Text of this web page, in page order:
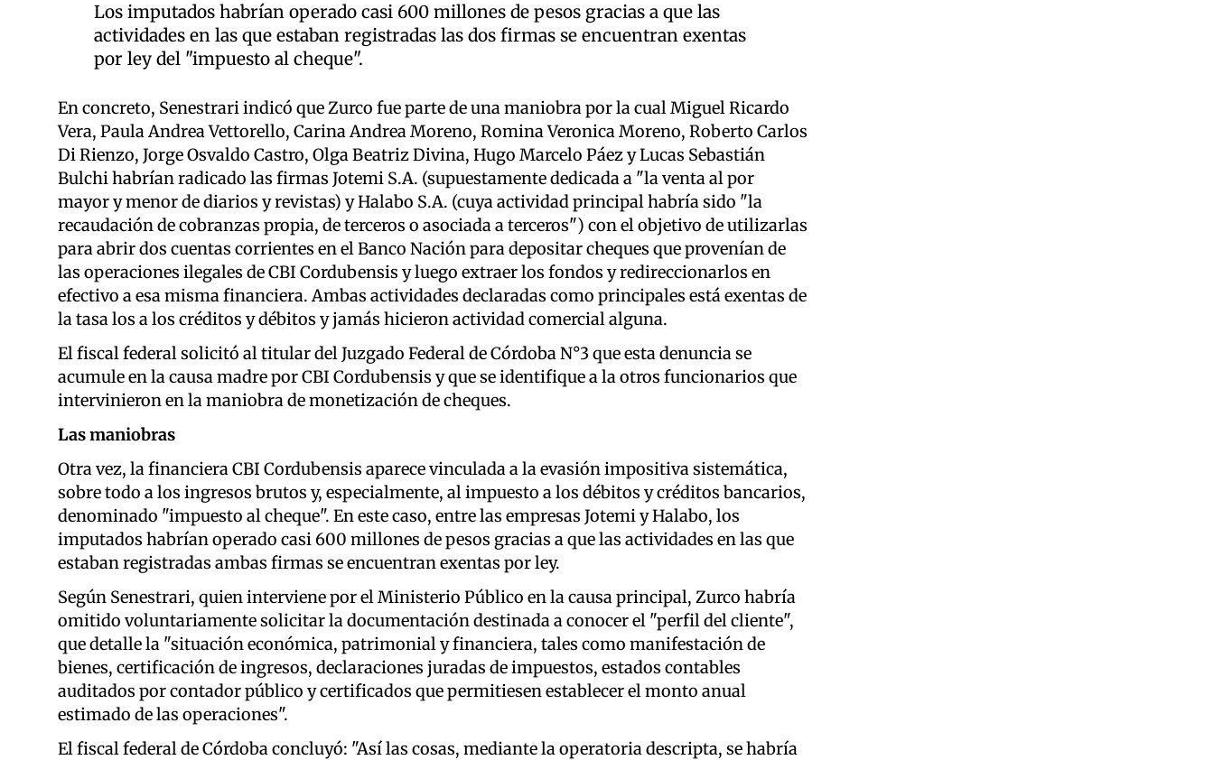
Los imputados habrían operado casi 600 millones de pesos gracias a que las
actividades en las que estaban registradas las dos firmas se encuentran exentas
por ley del "impuesto al cheque".
En concreto, Senestrari indicó que Zurco fue parte de una maniobra por la cual Miguel Ricardo
Vera, Paula Andrea Vettorello, Carina Andrea Moreno, Romina Veronica Moreno, Roberto Carlos
Di Rienzo, Jorge Osvaldo Castro, Olga Beatriz Divina, Hugo Marcelo Páez y Lucas Sebastián
Bulchi habrían radicado las firmas Jotemi S.A. (supuestamente dedicada a "la venta al por
mayor y menor de diarios y revistas) y Halabo S.A. (cuya actividad principal habría sido "la
recaudación de cobranzas propia, de terceros o asociada a terceros") con el objetivo de utilizarlas
para abrir dos cuentas corrientes en el Banco Nación para depositar cheques que provenían de
las operaciones ilegales de CBI Cordubensis y luego extraer los fondos y redireccionarlos en
efectivo a esa misma financiera. Ambas actividades declaradas como principales está exentas de
la tasa los a los créditos y débitos y jamás hicieron actividad comercial alguna.
El fiscal federal solicitó al titular del Juzgado Federal de Córdoba N°3 que esta denuncia se
acumule en la causa madre por CBI Cordubensis y que se identifique a la otros funcionarios que
intervinieron en la maniobra de monetización de cheques.
Las maniobras
Otra vez, la financiera CBI Cordubensis aparece vinculada a la evasión impositiva sistemática,
sobre todo a los ingresos brutos y, especialmente, al impuesto a los débitos y créditos bancarios,
denominado "impuesto al cheque". En este caso, entre las empresas Jotemi y Halabo, los
imputados habrían operado casi 600 millones de pesos gracias a que las actividades en las que
estaban registradas ambas firmas se encuentran exentas por ley.
Según Senestrari, quien interviene por el Ministerio Público en la causa principal, Zurco habría
omitido voluntariamente solicitar la documentación destinada a conocer el "perfil del cliente",
que detalle la "situación económica, patrimonial y financiera, tales como manifestación de
bienes, certificación de ingresos, declaraciones juradas de impuestos, estados contables
auditados por contador público y certificados que permitiesen establecer el monto anual
estimado de las operaciones".
El fiscal federal de Córdoba concluyó: "Así las cosas, mediante la operatoria descripta, se habría